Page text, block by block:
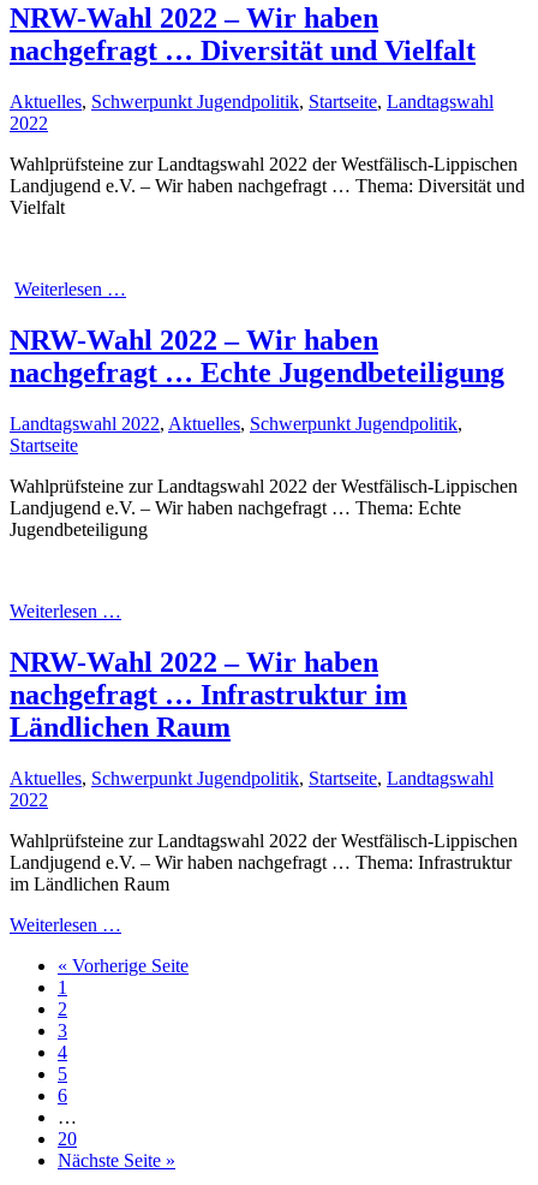
NRW-Wahl 2022 – Wir haben
nachgefragt … Diversität und Vielfalt
Aktuelles, Schwerpunkt Jugendpolitik, Startseite, Landtagswahl
2022
Wahlprüfsteine zur Landtagswahl 2022 der Westfälisch-Lippischen
Landjugend e.V. – Wir haben nachgefragt … Thema: Diversität und
Vielfalt
Weiterlesen …
NRW-Wahl 2022 – Wir haben
nachgefragt … Echte Jugendbeteiligung
Landtagswahl 2022, Aktuelles, Schwerpunkt Jugendpolitik,
Startseite
Wahlprüfsteine zur Landtagswahl 2022 der Westfälisch-Lippischen
Landjugend e.V. – Wir haben nachgefragt … Thema: Echte
Jugendbeteiligung
Weiterlesen …
NRW-Wahl 2022 – Wir haben
nachgefragt … Infrastruktur im
Ländlichen Raum
Aktuelles, Schwerpunkt Jugendpolitik, Startseite, Landtagswahl
2022
Wahlprüfsteine zur Landtagswahl 2022 der Westfälisch-Lippischen
Landjugend e.V. – Wir haben nachgefragt … Thema: Infrastruktur
im Ländlichen Raum
Weiterlesen …
« Vorherige Seite
1
2
3
4
5
6
…
20
Nächste Seite »